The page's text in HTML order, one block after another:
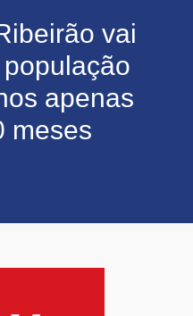
vai
apenas
meses